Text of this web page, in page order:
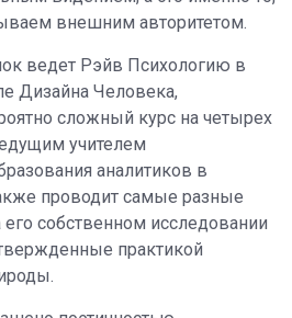
внешним авторитетом.
ведет Рэйв Психологию в
Дизайна Человека,
сложный курс на четырех
учителем
аналитиков в
проводит самые разные
собственном исследовании
практикой